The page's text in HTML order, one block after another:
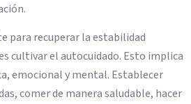
para recuperar la estabilidad
cultivar el autocuidado. Esto implica
emocional y mental. Establecer
comer de manera saludable, hacer